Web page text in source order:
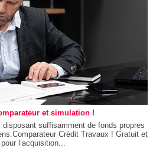
et simulation !
suffisamment de fonds propres
Crédit Travaux ! Gratuit et
l’acquisition...